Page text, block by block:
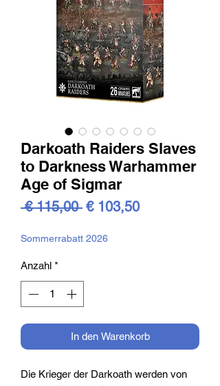
Darkoath Raiders Slaves
to Darkness Warhammer
Age of Sigmar
€ 115,00 Standardpreis
€ 103,50Sale-
Sommerrabatt 2026
Anzahl *
In den Warenkorb
Die Krieger der Darkoath werden von